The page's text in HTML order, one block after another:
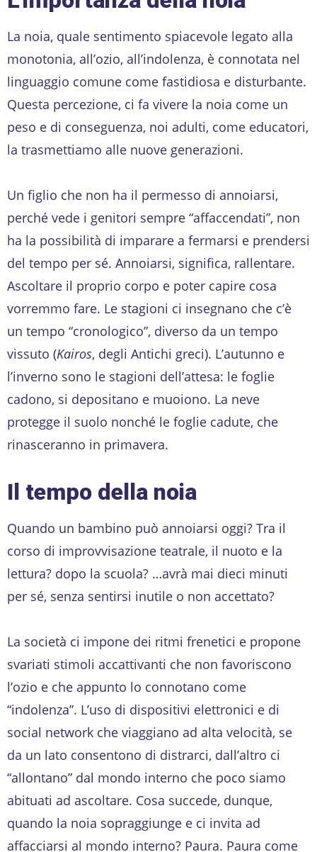
La noia, quale sentimento spiacevole legato alla
monotonia, all’ozio, all’indolenza, è connotata nel
linguaggio comune come fastidiosa e disturbante.
Questa percezione, ci fa vivere la noia come un
peso e di conseguenza, noi adulti, come educatori,
la trasmettiamo alle nuove generazioni.
Un figlio che non ha il permesso di annoiarsi,
perché vede i genitori sempre “affaccendati”, non
ha la possibilità di imparare a fermarsi e prendersi
del tempo per sé. Annoiarsi, significa, rallentare.
Ascoltare il proprio corpo e poter capire cosa
vorremmo fare. Le stagioni ci insegnano che c’è
un tempo “cronologico”, diverso da un tempo
vissuto (Kairos, degli Antichi greci). L’autunno e
l’inverno sono le stagioni dell’attesa: le foglie
cadono, si depositano e muoiono. La neve
protegge il suolo nonché le foglie cadute, che
rinasceranno in primavera.
Il tempo della noia
Quando un bambino può annoiarsi oggi? Tra il
corso di improvvisazione teatrale, il nuoto e la
lettura? dopo la scuola? …avrà mai dieci minuti
per sé, senza sentirsi inutile o non accettato?
La società ci impone dei ritmi frenetici e propone
svariati stimoli accattivanti che non favoriscono
l’ozio e che appunto lo connotano come
“indolenza”. L’uso di dispositivi elettronici e di
social network che viaggiano ad alta velocità, se
da un lato consentono di distrarci, dall’altro ci
“allontano” dal mondo interno che poco siamo
abituati ad ascoltare. Cosa succede, dunque,
quando la noia sopraggiunge e ci invita ad
affacciarsi al mondo interno? Paura. Paura come